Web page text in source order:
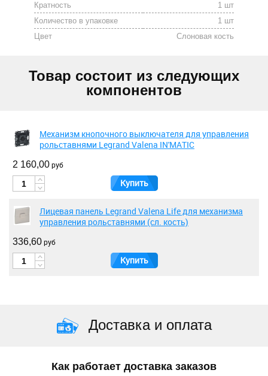
Кратность
1 шт
Количество в упаковке
1 шт
Цвет
Cлоновая кость
Товар состоит из следующих
компонентов
Механизм кнопочного выключателя для управления
рольставнями Legrand Valena IN'MATIC
2 160,00руб
Купить
Лицевая панель Legrand Valena Life для механизма
управления рольставнями (сл. кость)
336,60руб
Купить
Доставка и оплата
Как работает доставка заказов